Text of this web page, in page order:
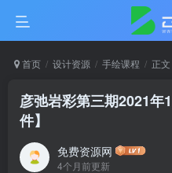
首页 设计资源 手绘课程 正文
彦弛岩彩第三期2021年
件】
免费资源网
4个月前更新